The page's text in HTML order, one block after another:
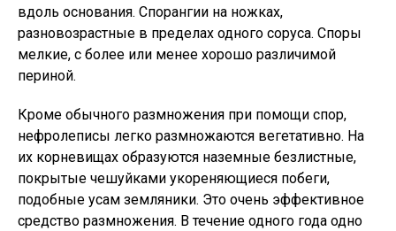
вдоль основания. Спорангии на ножках,
разновозрастные в пределах одного соруса. Споры
мелкие, с более или менее хорошо различимой
периной.
Кроме обычного размножения при помощи спор,
нефролеписы легко размножаются вегетативно. На
их корневищах образуются наземные безлистные,
покрытые чешуйками укореняющиеся побеги,
подобные усам земляники. Это очень эффективное
средство размножения. В течение одного года одно